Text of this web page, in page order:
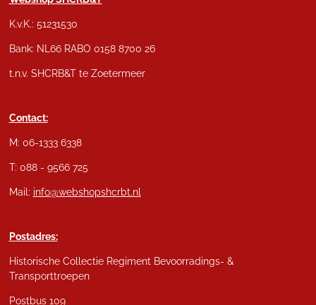
K.v.K.: 51231530
Bank: NL66 RABO 0158 8700 26
t.n.v. SHCRB&T te Zoetermeer
Contact:
M: 06-1333 6338
T: 088 - 9566 725
Mail: info@webshopshcrbt.nl
Postadres:
Historische Collectie Regiment Bevoorradings- &
Transporttroepen
Postbus 109